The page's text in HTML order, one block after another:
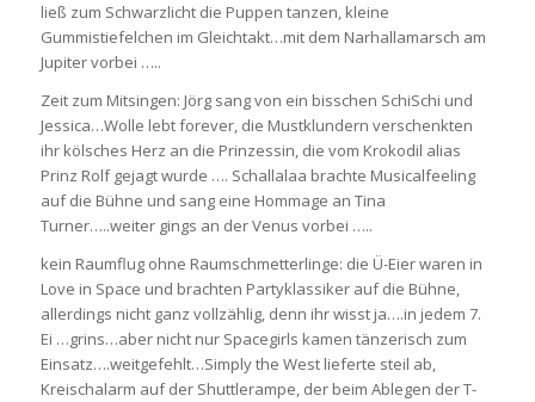
ließ zum Schwarzlicht die Puppen tanzen, kleine
Gummistiefelchen im Gleichtakt…mit dem Narhallamarsch am
Jupiter vorbei …..
Zeit zum Mitsingen: Jörg sang von ein bisschen SchiSchi und
Jessica…Wolle lebt forever, die Mustklundern verschenkten
ihr kölsches Herz an die Prinzessin, die vom Krokodil alias
Prinz Rolf gejagt wurde …. Schallalaa brachte Musicalfeeling
auf die Bühne und sang eine Hommage an Tina
Turner…..weiter gings an der Venus vorbei …..
kein Raumflug ohne Raumschmetterlinge: die Ü-Eier waren in
Love in Space und brachten Partyklassiker auf die Bühne,
allerdings nicht ganz vollzählig, denn ihr wisst ja….in jedem 7.
Ei …grins…aber nicht nur Spacegirls kamen tänzerisch zum
Einsatz….weitgefehlt…Simply the West lieferte steil ab,
Kreischalarm auf der Shuttlerampe, der beim Ablegen der T-